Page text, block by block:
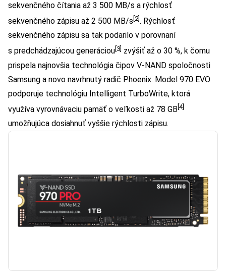
sekvenčného čítania až 3 500 MB/s a rýchlosť
sekvenčného zápisu až 2 500 MB/s [2]. Rýchlosť
sekvenčného zápisu sa tak podarilo v porovnaní
s predchádzajúcou generáciou[3] zvýšiť až o 30 %, k čomu
prispela najnovšia technológia čipov V-NAND spoločnosti
Samsung a novo navrhnutý radič Phoenix. Model 970 EVO
podporuje technológiu Intelligent TurboWrite, ktorá
využíva vyrovnávaciu pamäť o veľkosti až 78 GB [4]
umožňujúca dosiahnuť vyššie rýchlosti zápisu.